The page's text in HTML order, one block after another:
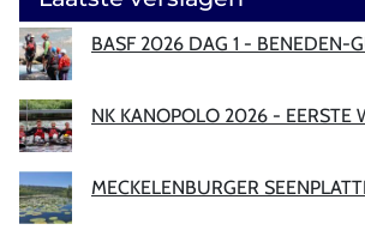
BASF 2026 DAG 1 -
NK KANOPOLO 2026 - EERSTE
MECKELENBURGER